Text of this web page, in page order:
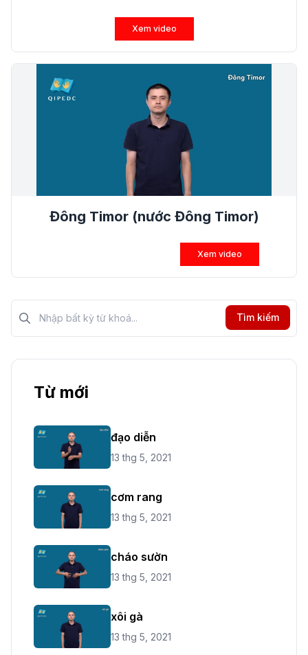
Xem video
Đông Timor (nước Đông Timor)
Xem video
Tìm kiếm?>
Tìm kiếm
Từ mới
đạo diễn
13 thg 5, 2021
cơm rang
13 thg 5, 2021
cháo sườn
13 thg 5, 2021
xôi gà
13 thg 5, 2021